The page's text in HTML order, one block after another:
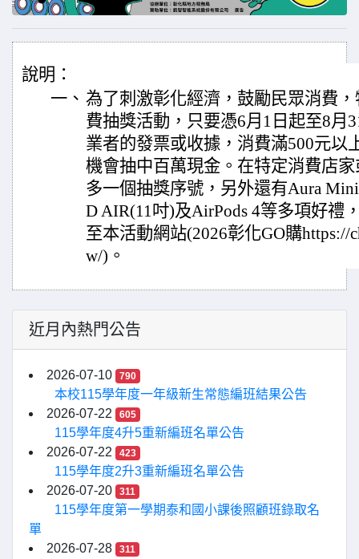
說明：
一、 為了刺激彰化經濟，鼓勵民眾消費
費抽獎活動，只要憑6月1日起至8月
業者的發票或收據，消費滿500元以
機會抽中百萬現金。在特定消費店
多一個抽獎序號，另外還有Aura
D AIR(11吋)及AirPods 4等多項好禮
至本活動網站(2026彰化GO購https://
w/)。
近月內熱門公告
2026-07-10 790
本校115學年度一年級新生常態編班結果公告
2026-07-22
605
115學年度4升5重新編班名單公告
2026-07-22
423
115學年度2升3重新編班名單公告
2026-07-20
311
115學年度第一學期泰和國小課後照顧班錄取名
單
2026-07-28
311